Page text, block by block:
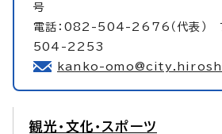
号
電話：082-504-2676（代表）
504-2253
kanko-
観光・文化・スポーツ